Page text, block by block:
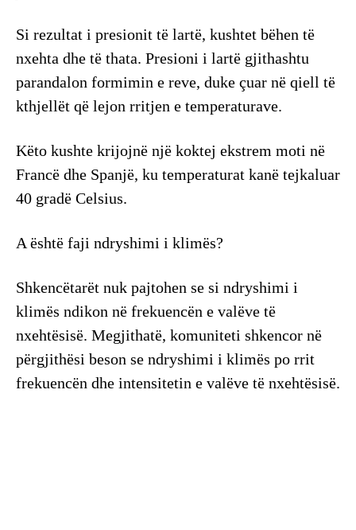
Si rezultat i presionit të lartë, kushtet bëhen të
nxehta dhe të thata. Presioni i lartë gjithashtu
parandalon formimin e reve, duke çuar në qiell të
kthjellët që lejon rritjen e temperaturave.
Këto kushte krijojnë një koktej ekstrem moti në
Francë dhe Spanjë, ku temperaturat kanë tejkaluar
40 gradë Celsius.
A është faji ndryshimi i klimës?
Shkencëtarët nuk pajtohen se si ndryshimi i
klimës ndikon në frekuencën e valëve të
nxehtësisë. Megjithatë, komuniteti shkencor në
përgjithësi beson se ndryshimi i klimës po rrit
frekuencën dhe intensitetin e valëve të nxehtësisë.